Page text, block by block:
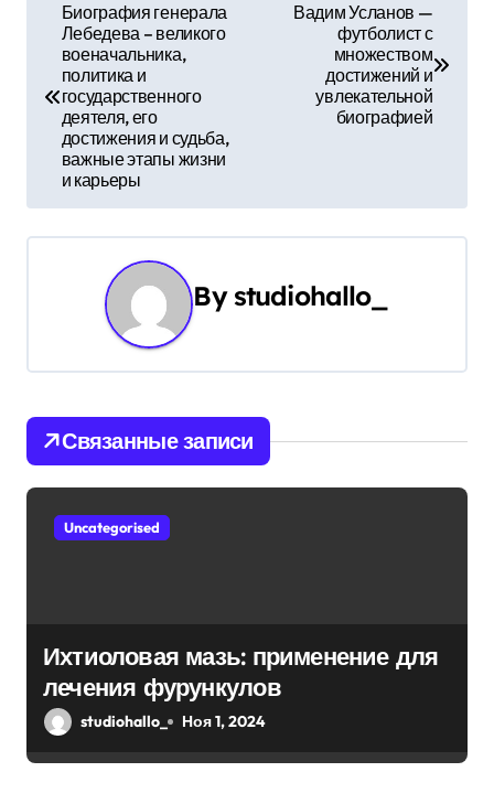
в
а
я
п
о
з
и
с
я
м
Биография генерала
Лебедева – великого
военачальника,
политика и
государственного
деятеля, его
достижения и судьба,
важные этапы жизни
и карьеры
Вадим Усланов —
футболист с
множеством
достижений и
увлекательной
биографией
By studiohallo_
Связанные записи
Uncategorised
Ихтиоловая мазь: применение для
лечения фурункулов
studiohallo_ Ноя 1, 2024